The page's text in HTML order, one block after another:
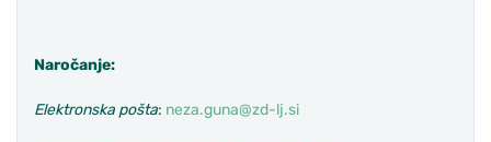
Naročanje:
Elektronska pošta: neza.guna@zd-lj.si